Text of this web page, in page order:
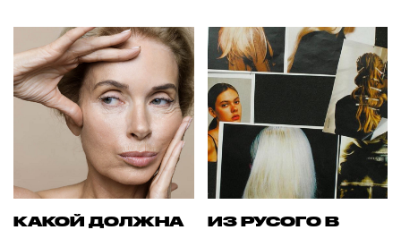
КАКОЙ ДОЛЖНА
ИЗ РУСОГО В